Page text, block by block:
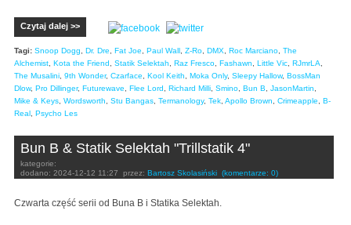
Czytaj dalej >>
Tagi: Snoop Dogg, Dr. Dre, Fat Joe, Paul Wall, Z-Ro, DMX, Roc Marciano, The
Alchemist, Kota the Friend, Statik Selektah, Raz Fresco, Fashawn, Little Vic, RJmrLA,
The Musalini, 9th Wonder, Czarface, Kool Keith, Moka Only, Sleepy Hallow, BossMan
Dlow, Pro Dillinger, Futurewave, Flee Lord, Richard Milli, Smino, Bun B, JasonMartin,
Mike & Keys, Wordsworth, Stu Bangas, Termanology, Tek, Apollo Brown, Crimeapple, B-
Real, Psycho Les
Bun B & Statik Selektah "Trillstatik 4"
kategorie:
dodano: 2024-12-12 11:27 przez: Bartosz Skolasiński (komentarze: 0)
Czwarta część serii od Buna B i Statika Selektah.